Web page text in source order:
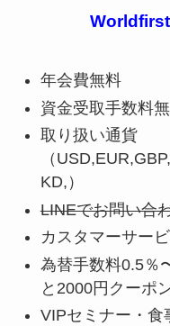
年会費無料
資金受取手数料
取り扱い通貨
（
KD,）
LINEでお問い合
カスタマーサー
為替手数料0.5％
と2000円クーポ
VIPセミナー・食